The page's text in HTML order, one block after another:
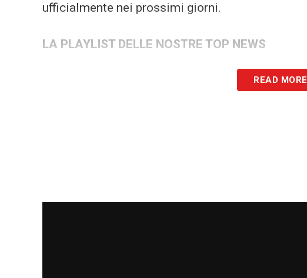
ufficialmente nei prossimi giorni.
LA PLAYLIST DELLE NOSTRE TOP NEWS
READ MORE